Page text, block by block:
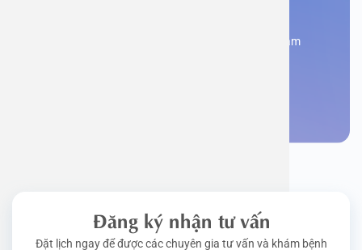
Đăng kí ngay để được các chuyên gia tư vấn và khám
Đăng ký nhận tư vấn
Đặt lịch ngay để được các chuyên gia tư vấn và khám bệnh